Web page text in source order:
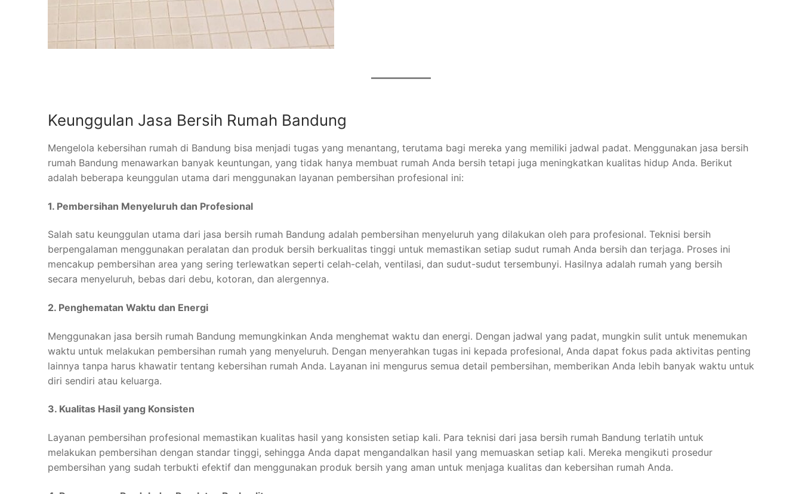
Keunggulan Jasa Bersih Rumah Bandung
Mengelola kebersihan rumah di Bandung bisa menjadi tugas yang menantang, terutama bagi mereka yang memiliki jadwal padat. Menggunakan jasa bersih
rumah Bandung menawarkan banyak keuntungan, yang tidak hanya membuat rumah Anda bersih tetapi juga meningkatkan kualitas hidup Anda. Berikut
adalah beberapa keunggulan utama dari menggunakan layanan pembersihan profesional ini:
1. Pembersihan Menyeluruh dan Profesional
Salah satu keunggulan utama dari jasa bersih rumah Bandung adalah pembersihan menyeluruh yang dilakukan oleh para profesional. Teknisi bersih
berpengalaman menggunakan peralatan dan produk bersih berkualitas tinggi untuk memastikan setiap sudut rumah Anda bersih dan terjaga. Proses ini
mencakup pembersihan area yang sering terlewatkan seperti celah-celah, ventilasi, dan sudut-sudut tersembunyi. Hasilnya adalah rumah yang bersih
secara menyeluruh, bebas dari debu, kotoran, dan alergennya.
2. Penghematan Waktu dan Energi
Menggunakan jasa bersih rumah Bandung memungkinkan Anda menghemat waktu dan energi. Dengan jadwal yang padat, mungkin sulit untuk menemukan
waktu untuk melakukan pembersihan rumah yang menyeluruh. Dengan menyerahkan tugas ini kepada profesional, Anda dapat fokus pada aktivitas penting
lainnya tanpa harus khawatir tentang kebersihan rumah Anda. Layanan ini mengurus semua detail pembersihan, memberikan Anda lebih banyak waktu untuk
diri sendiri atau keluarga.
3. Kualitas Hasil yang Konsisten
Layanan pembersihan profesional memastikan kualitas hasil yang konsisten setiap kali. Para teknisi dari jasa bersih rumah Bandung terlatih untuk
melakukan pembersihan dengan standar tinggi, sehingga Anda dapat mengandalkan hasil yang memuaskan setiap kali. Mereka mengikuti prosedur
pembersihan yang sudah terbukti efektif dan menggunakan produk bersih yang aman untuk menjaga kualitas dan kebersihan rumah Anda.